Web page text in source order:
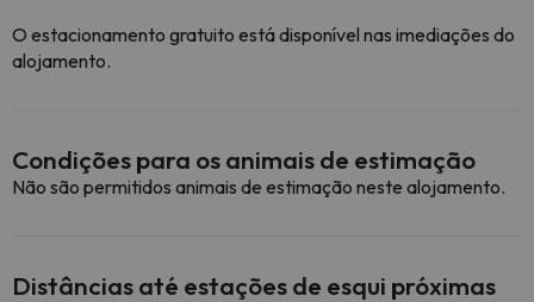
O estacionamento gratuito está disponível nas imediações do
alojamento.
Condições para os animais de estimação
Não são permitidos animais de estimação neste alojamento.
Distâncias até estações de esqui próximas